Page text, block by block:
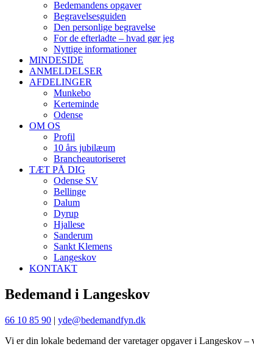
Bedemandens opgaver
Begravelsesguiden
Den personlige begravelse
For de efterladte – hvad gør jeg
Nyttige informationer
MINDESIDE
ANMELDELSER
AFDELINGER
Munkebo
Kerteminde
Odense
OM OS
Profil
10 års jubilæum
Brancheautoriseret
TÆT PÅ DIG
Odense SV
Bellinge
Dalum
Dyrup
Hjallese
Sanderum
Sankt Klemens
Langeskov
KONTAKT
Bedemand i Langeskov
66 10 85 90 | yde@bedemandfyn.dk
Vi er din lokale bedemand der varetager opgaver i Langeskov